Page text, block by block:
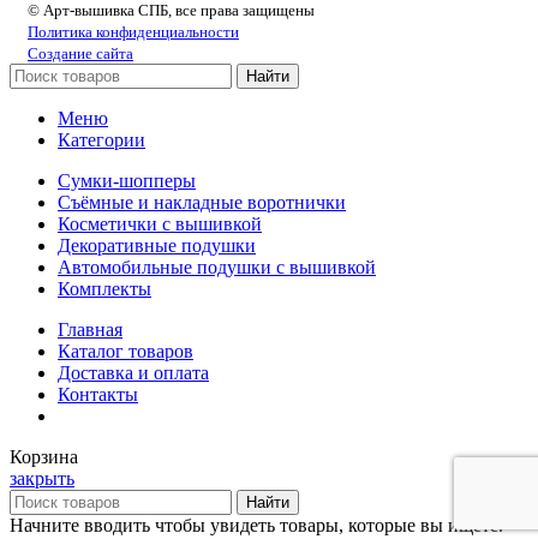
© Арт-вышивка СПБ, все права защищены
Политика конфиденциальности
Создание сайта
Найти
Меню
Категории
Сумки-шопперы
Съёмные и накладные воротнички
Косметички с вышивкой
Декоративные подушки
Автомобильные подушки с вышивкой
Комплекты
Главная
Каталог товаров
Доставка и оплата
Контакты
Корзина
закрыть
Найти
Начните вводить чтобы увидеть товары, которые вы ищете.